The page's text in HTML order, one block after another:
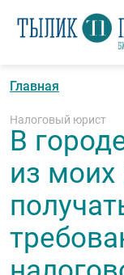
Войти
Главная
В
из моих
Налоговый юрист